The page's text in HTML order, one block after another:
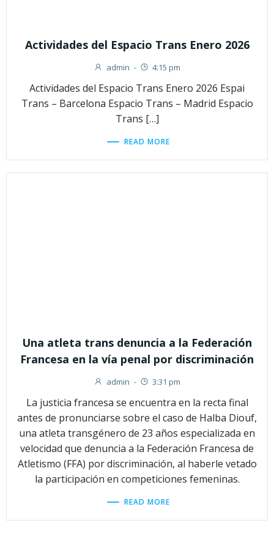
Actividades del Espacio Trans Enero 2026
admin - 4:15 pm
Actividades del Espacio Trans Enero 2026 Espai
Trans – Barcelona Espacio Trans – Madrid Espacio
Trans […]
READ MORE
Una atleta trans denuncia a la Federación
Francesa en la vía penal por discriminación
admin - 3:31 pm
La justicia francesa se encuentra en la recta final
antes de pronunciarse sobre el caso de Halba Diouf,
una atleta transgénero de 23 años especializada en
velocidad que denuncia a la Federación Francesa de
Atletismo (FFA) por discriminación, al haberle vetado
la participación en competiciones femeninas.
READ MORE